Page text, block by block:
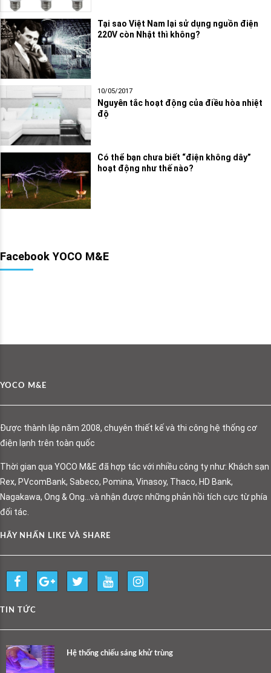
Tại sao Việt Nam lại sử dụng nguồn điện
220V còn Nhật thì không?
10/05/2017
Nguyên tắc hoạt động của điều hòa nhiệt
độ
Có thể bạn chưa biết “điện không dây”
hoạt động như thế nào?
Facebook YOCO M&E
YOCO M&E
Được thành lập năm 2008, chuyên thiết kế và thi công hệ thống cơ
điện lạnh trên toàn quốc
Thời gian qua YOCO M&E đã hợp tác với nhiều công ty như: Khách sạn
Rex, PVcomBank, Sabeco, Pomina, Vinasoy, Thaco, HD Bank,
Nagakawa, Ong & Ong…và nhận được những phản hồi tích cực từ phía
đối tác.
HÃY NHẤN LIKE VÀ SHARE
TIN TỨC
Hệ thống chiếu sáng khử trùng